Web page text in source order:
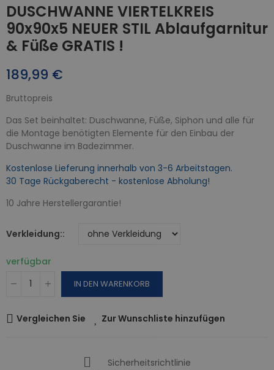
DUSCHWANNE VIERTELKREIS
90x90x5 NEUER STIL Ablaufgarnitur
& Füße GRATIS !
189,99 €
Bruttopreis
Das Set beinhaltet: Duschwanne, Füße, Siphon und alle für
die Montage benötigten Elemente für den Einbau der
Duschwanne im Badezimmer.
Kostenlose Lieferung innerhalb von 3-6 Arbeitstagen.
30 Tage Rückgaberecht - kostenlose Abholung!
10 Jahre Herstellergarantie!
Verkleidung:
verfügbar
IN DEN WARENKORB
Vergleichen Sie Zur Wunschliste hinzufügen
Sicherheitsrichtlinie